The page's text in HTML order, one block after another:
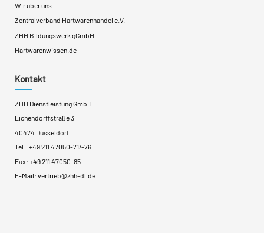
Wir über uns
Zentralverband Hartwarenhandel e.V.
ZHH Bildungswerk gGmbH
Hartwarenwissen.de
Kontakt
ZHH Dienstleistung GmbH
Eichendorffstraße 3
40474 Düsseldorf
Tel.: +49 211 47050-71/-76
Fax: +49 211 47050-85
E-Mail: vertrieb@zhh-dl.de